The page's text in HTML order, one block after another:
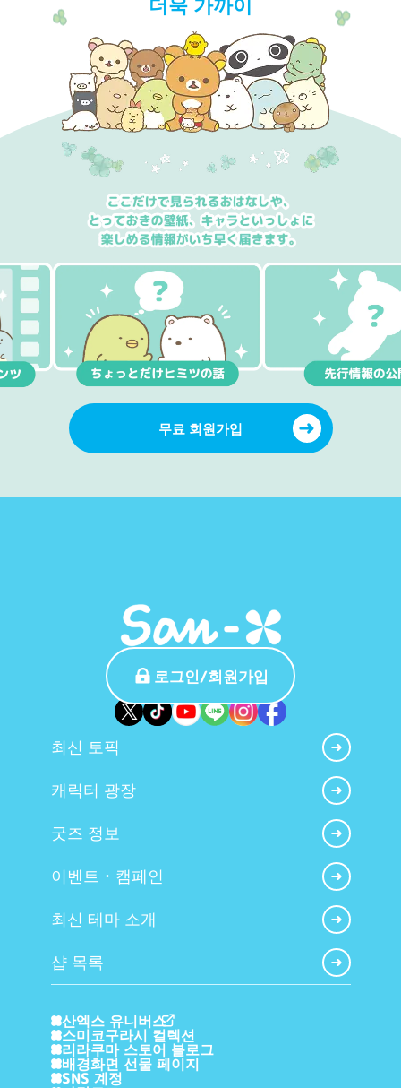
무료 회원가입
로그인/회원가입
최신 토픽
캐릭터 광장
굿즈 정보
이벤트・캠페인
최신 테마 소개
샵 목록
산엑스 유니버스
스미코구라시 컬렉션
리라쿠마 스토어 블로그
배경화면 선물 페이지
SNS 계정